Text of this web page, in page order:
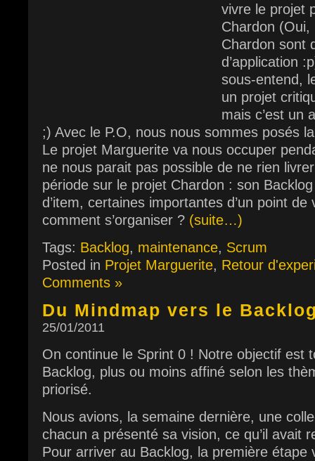
vivre le projet
Chardon
Chardon sont
d’application
sous-entend,
un projet
mais c’est un
;) Avec le P.O, nous nous sommes posés
Le projet Marguerite va nous occuper
ne nous parait pas possible de ne rien
période sur le projet Chardon : son
d’item, certaines importantes d’un point
comment s’organiser ? (suite…)
Tags: Backlog, maintenance, Scrum
Posted in Projet Marguerite, Retour
Comments »
Du Mindmap vers le
25/01/2011
On continue le Sprint 0 ! Notre objectif est
Backlog, plus ou moins affiné selon les
priorisé.
Nous avions, la semaine dernière, une
chacun a présenté sa vision, ce qu’il avait
Pour arriver au Backlog, la première étape